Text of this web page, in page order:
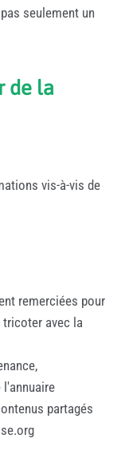
seulement un
de la
vis-à-vis de
remerciées pour
tricoter avec la
partagés